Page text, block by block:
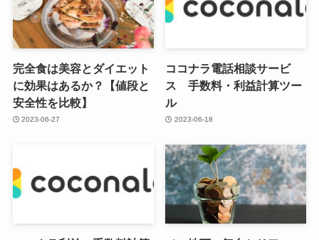
完全食は美容とダイエット
に効果はあるか？【値段と
安全性を比較】
2023-06-27
ココナラ電話相談サービ
ス 手数料・利益計算ツー
ル
2023-06-18